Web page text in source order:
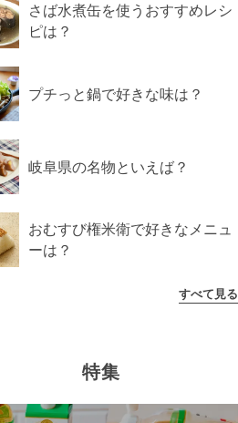
さば水煮缶を使うおすすめレシ
ピは？
プチっと鍋で好きな味は？
岐阜県の名物といえば？
おむすび権米衛で好きなメニュ
ーは？
すべて見る
特集